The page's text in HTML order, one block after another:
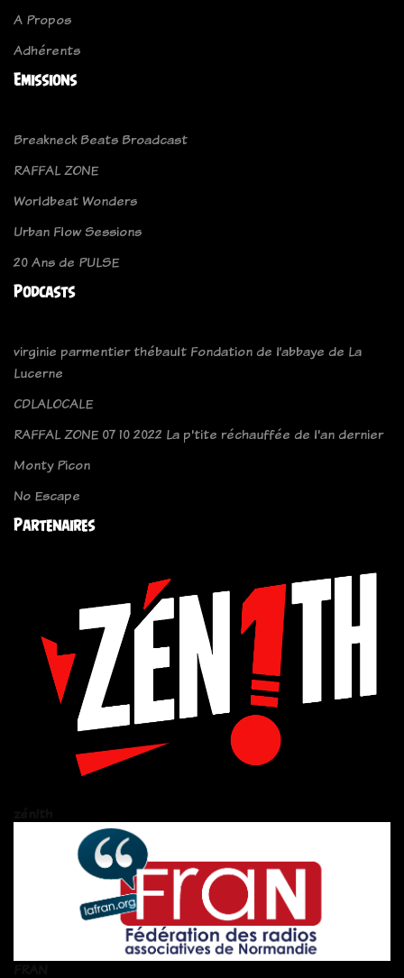
A Propos
Adhérents
Emissions
Breakneck Beats Broadcast
RAFFAL ZONE
Worldbeat Wonders
Urban Flow Sessions
20 Ans de PULSE
Podcasts
virginie parmentier thébault Fondation de l’abbaye de La
Lucerne
CDLALOCALE
RAFFAL ZONE 07 10 2022 La p'tite réchauffée de l'an dernier
Monty Picon
No Escape
Partenaires